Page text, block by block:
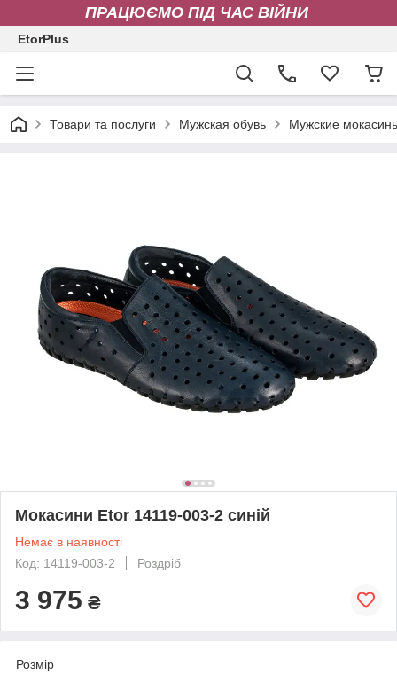
ПРАЦЮЄМО ПІД ЧАС ВІЙНИ
EtorPlus
Товари та послуги Мужская обувь Мужские
Мокасини Etor 14119-003-2 синій
Немає в наявності
Код: 14119-003-2
Роздріб
3 975 ₴
Розмір